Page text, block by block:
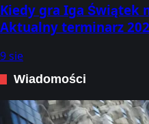
Kiedy gra Iga Świątek
Aktualny terminarz
9 sie